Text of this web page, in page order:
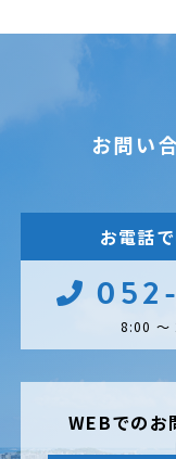
お問い
お電話
8:00 ～
WEBでのお